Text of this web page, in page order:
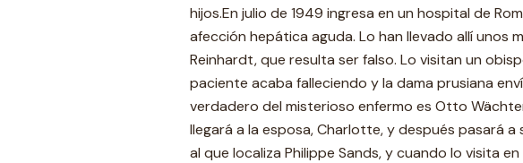
hijos.En julio de 1949 ingresa en un hospital de
afección hepática aguda. Lo han llevado allí unos
Reinhardt, que resulta ser falso. Lo visitan un
paciente acaba falleciendo y la dama prusiana
verdadero del misterioso enfermo es Otto
llegará a la esposa, Charlotte, y después pasará a
al que localiza Philippe Sands, y cuando lo visita